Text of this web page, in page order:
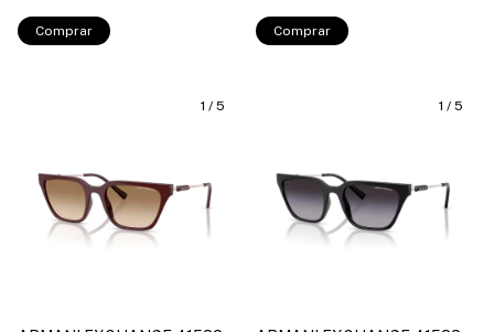
Comprar Comprar
1 / 5 1 / 5